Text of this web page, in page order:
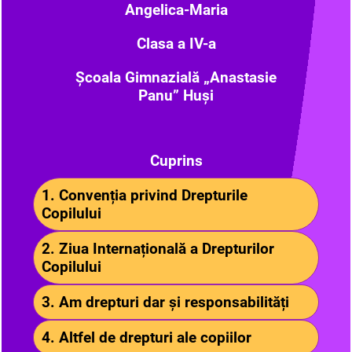
Angelica-Maria
Clasa a IV-a
Școala Gimnazială „Anastasie
Panu” Huși
Cuprins
1. Convenția privind Drepturile
Copilului
2. Ziua Internațională a Drepturilor
Copilului
3. Am drepturi dar și responsabilități
4. Altfel de drepturi ale copiilor